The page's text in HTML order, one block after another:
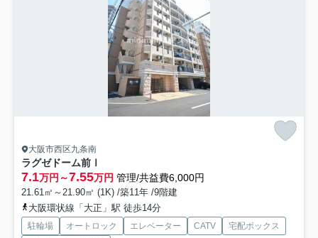
大阪市西区九条南
ラグゼドーム前Ⅰ
7.1万円～7.55万円 管理/共益費6,000円
21.61㎡～21.90㎡ (1K) /築11年 /9階建
大阪環状線「大正」駅 徒歩14分
駐輪場 オートロック エレベーター CATV
宅配ボックス